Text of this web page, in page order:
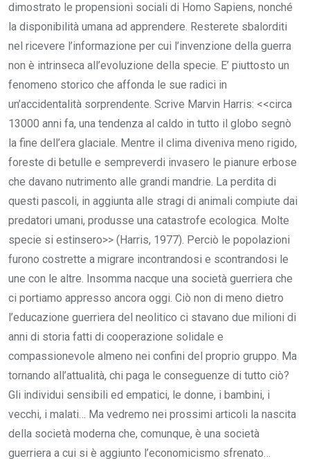
dimostrato le propensioni sociali di Homo Sapiens, nonché
la disponibilità umana ad apprendere. Resterete sbalorditi
nel ricevere l’informazione per cui l’invenzione della guerra
non è intrinseca all’evoluzione della specie. E’ piuttosto un
fenomeno storico che affonda le sue radici in
un’accidentalità sorprendente. Scrive Marvin Harris: <<circa
13000 anni fa, una tendenza al caldo in tutto il globo segnò
la fine dell’era glaciale. Mentre il clima diveniva meno rigido,
foreste di betulle e sempreverdi invasero le pianure erbose
che davano nutrimento alle grandi mandrie. La perdita di
questi pascoli, in aggiunta alle stragi di animali compiute dai
predatori umani, produsse una catastrofe ecologica. Molte
specie si estinsero>> (Harris, 1977). Perciò le popolazioni
furono costrette a migrare incontrandosi e scontrandosi le
une con le altre. Insomma nacque una società guerriera che
ci portiamo appresso ancora oggi. Ciò non di meno dietro
l’educazione guerriera del neolitico ci stavano due milioni di
anni di storia fatti di cooperazione solidale e
compassionevole almeno nei confini del proprio gruppo. Ma
tornando all’attualità, chi paga le conseguenze di tutto ciò?
Gli individui sensibili ed empatici, le donne, i bambini, i
vecchi, i malati… Ma vedremo nei prossimi articoli la nascita
della società moderna che, comunque, è una società
guerriera a cui si è aggiunto l’economicismo sfrenato…